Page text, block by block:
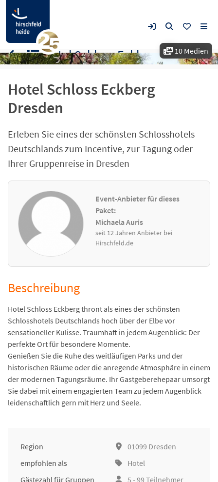
10 Medien
Hotel Schloss Eckberg
Dresden
Erleben Sie eines der schönsten Schlosshotels
Deutschlands zum Incentive, zur Tagung oder
Ihrer Gruppenreise in Dresden
Event-Anbieter für dieses
Paket:
Michaela Auris
seit 12 Jahren Anbieter bei
Hirschfeld.de
Hotel Schloss Eckberg
Beschreibung
Hotel Schloss Eckberg thront als eines der schönsten
Schlosshotels Deutschlands hoch über der Elbe vor
sensationeller Kulisse. Traumhaft in jedem Augenblick: Der
perfekte Ort für besondere Momente.
Genießen Sie die Ruhe des weitläufigen Parks und der
historischen Räume oder die anregende Atmosphäre in einem
der modernen Tagungsräume. Ihr Gastgeberehepaar umsorgt
Sie dabei mit einem engagierten Team zu jedem Augenblick
leidenschaftlich gern mit Herz und Seele.
Region
01099 Dresden
empfohlen als
Hotel
Gästezahl für Gruppen
5 - 99 Teilnehmer